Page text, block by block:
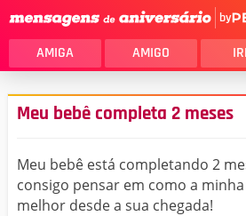
by
AMIGA AMIGO
Meu bebê completa 2 meses
Meu bebê está completando 2
consigo pensar em como a
melhor desde a sua chegada!